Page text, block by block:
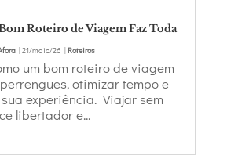
Roteiro de Viagem Faz Toda
| 21/maio/26 Roteiros
um bom roteiro de viagem
otimizar tempo e
experiência. Viajar sem
libertador e...